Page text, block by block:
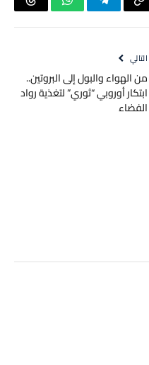
Copy
تيلقرامواتساب
التالي
من الهواء والبول إلى البروتين..
ابتكار أوروبي “ثوري” لتغذية رواد
الفضاء